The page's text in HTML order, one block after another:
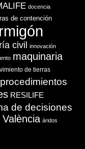
docencia
de contención
civil innovación
maquinaria
de tierras
procedimientos
RESILIFE
de decisiones
áridos